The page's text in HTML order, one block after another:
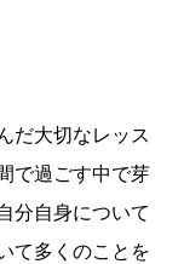
だ大切なレッス
で過ごす中で芽
分自身について
て多くのことを